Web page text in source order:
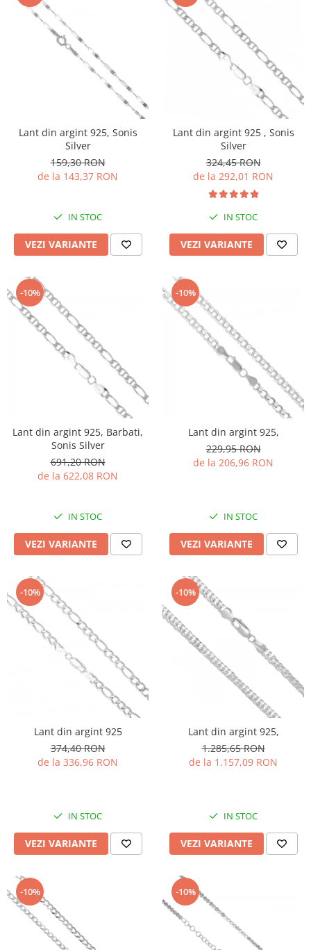
Lant din argint 925, Sonis
Silver
159,30 RON
de la 143,37 RON
IN STOC
VEZI VARIANTE
Lant din argint 925 , Sonis
Silver
324,45 RON
de la 292,01 RON
IN STOC
VEZI VARIANTE
-10%
Lant din argint 925, Barbati,
Sonis Silver
691,20 RON
de la 622,08 RON
IN STOC
VEZI VARIANTE
-10%
Lant din argint 925,
229,95 RON
de la 206,96 RON
IN STOC
VEZI VARIANTE
-10%
Lant din argint 925
374,40 RON
de la 336,96 RON
IN STOC
VEZI VARIANTE
-10%
Lant din argint 925,
1.285,65 RON
de la 1.157,09 RON
IN STOC
VEZI VARIANTE
-10% -10%